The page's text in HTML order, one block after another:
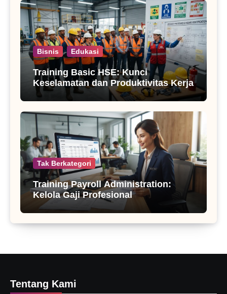
Bisnis Edukasi
Training Basic HSE: Kunci
Keselamatan dan Produktivitas Kerja
Tak Berkategori
Training Payroll Administration:
Kelola Gaji Profesional
Tentang Kami